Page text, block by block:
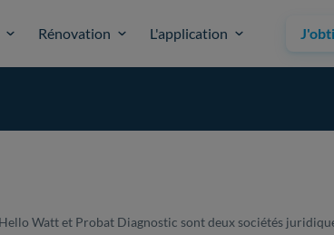
Rénovation L'application
Hello Watt et Probat Diagnostic sont deux sociétés